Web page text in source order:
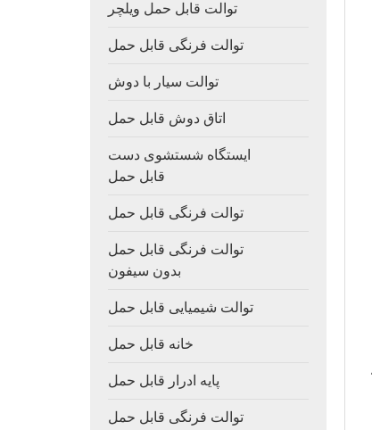
توالت قابل حمل ویلچر
توالت فرنگی قابل حمل
توالت سیار با دوش
اتاق دوش قابل حمل
ایستگاه شستشوی دست
قابل حمل
توالت فرنگی قابل حمل
توالت فرنگی قابل حمل
بدون سیفون
توالت شیمیایی قابل حمل
خانه قابل حمل
پایه ادرار قابل حمل
توالت فرنگی قابل حمل